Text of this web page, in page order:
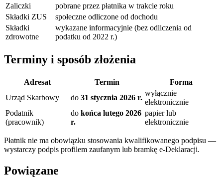
Zaliczki
pobrane przez płatnika w trakcie roku
Składki ZUS
społeczne odliczone od dochodu
Składki
zdrowotne
wykazane informacyjnie (bez odliczenia od
podatku od 2022 r.)
Terminy i sposób złożenia
Adresat Termin
Forma
Urząd Skarbowy
do 31 stycznia 2026 r.
wyłącznie
elektronicznie
Podatnik
(pracownik)
do końca lutego 2026
r.
papier lub
elektronicznie
Płatnik nie ma obowiązku stosowania kwalifikowanego podpisu —
wystarczy podpis profilem zaufanym lub bramkę e-Deklaracji.
Powiązane